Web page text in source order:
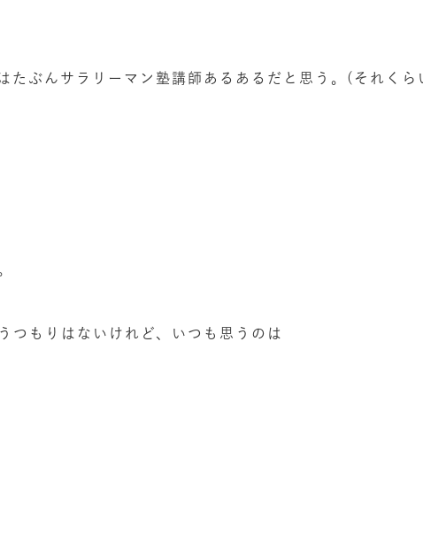
たぶんサラリーマン塾講師あるあるだと思う。(それく
つもりはないけれど、いつも思うのは